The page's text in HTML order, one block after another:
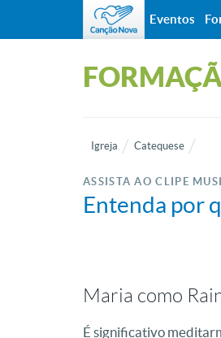
Igreja Catequese
ASSISTA AO CLIPE
Entenda por
Maria como
É significativo
Eventos